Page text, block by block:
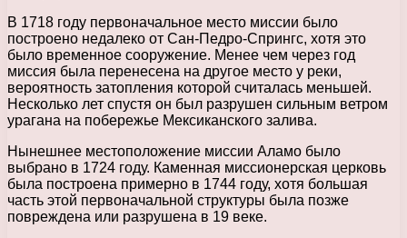
В 1718 году первоначальное место миссии было
построено недалеко от Сан-Педро-Спрингс, хотя это
было временное сооружение. Менее чем через год
миссия была перенесена на другое место у реки,
вероятность затопления которой считалась меньшей.
Несколько лет спустя он был разрушен сильным ветром
урагана на побережье Мексиканского залива.
Нынешнее местоположение миссии Аламо было
выбрано в 1724 году. Каменная миссионерская церковь
была построена примерно в 1744 году, хотя большая
часть этой первоначальной структуры была позже
повреждена или разрушена в 19 веке.